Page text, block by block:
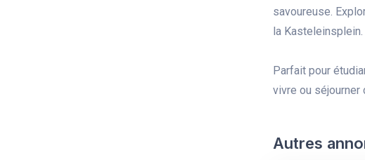
savoureuse.
la Kasteleinsplein.
Parfait pour
vivre ou séjourner
Autres